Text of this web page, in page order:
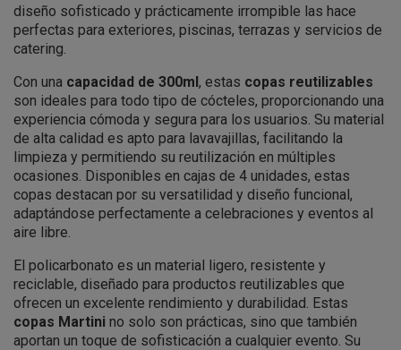
diseño sofisticado y prácticamente irrompible las hace
perfectas para exteriores, piscinas, terrazas y servicios de
catering.
Con una capacidad de 300ml, estas copas reutilizables
son ideales para todo tipo de cócteles, proporcionando una
experiencia cómoda y segura para los usuarios. Su material
de alta calidad es apto para lavavajillas, facilitando la
limpieza y permitiendo su reutilización en múltiples
ocasiones. Disponibles en cajas de 4 unidades, estas
copas destacan por su versatilidad y diseño funcional,
adaptándose perfectamente a celebraciones y eventos al
aire libre.
El policarbonato es un material ligero, resistente y
reciclable, diseñado para productos reutilizables que
ofrecen un excelente rendimiento y durabilidad. Estas
copas Martini no solo son prácticas, sino que también
aportan un toque de sofisticación a cualquier evento. Su